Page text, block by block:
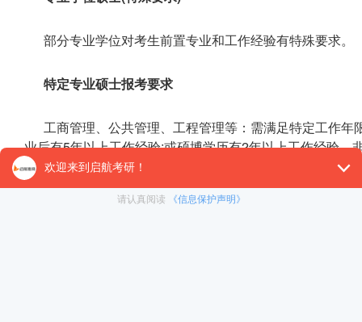
部分专业学位对考生前置专业和工作经验有特殊要求。
特定专业硕士报考要求
工商管理、公共管理、工程管理等：需满足特定工作
业后有5年以上工作经验;或硕博学历有2年以上工作经验。
法律硕士(法学)：要求报考前所学专业为法学专业，获